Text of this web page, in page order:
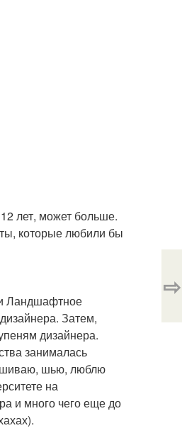
лет, может больше.
которые любили бы
Ландшафтное
Затем,
дизайнера.
занималась
шью, люблю
на
и много чего еще до
⇨